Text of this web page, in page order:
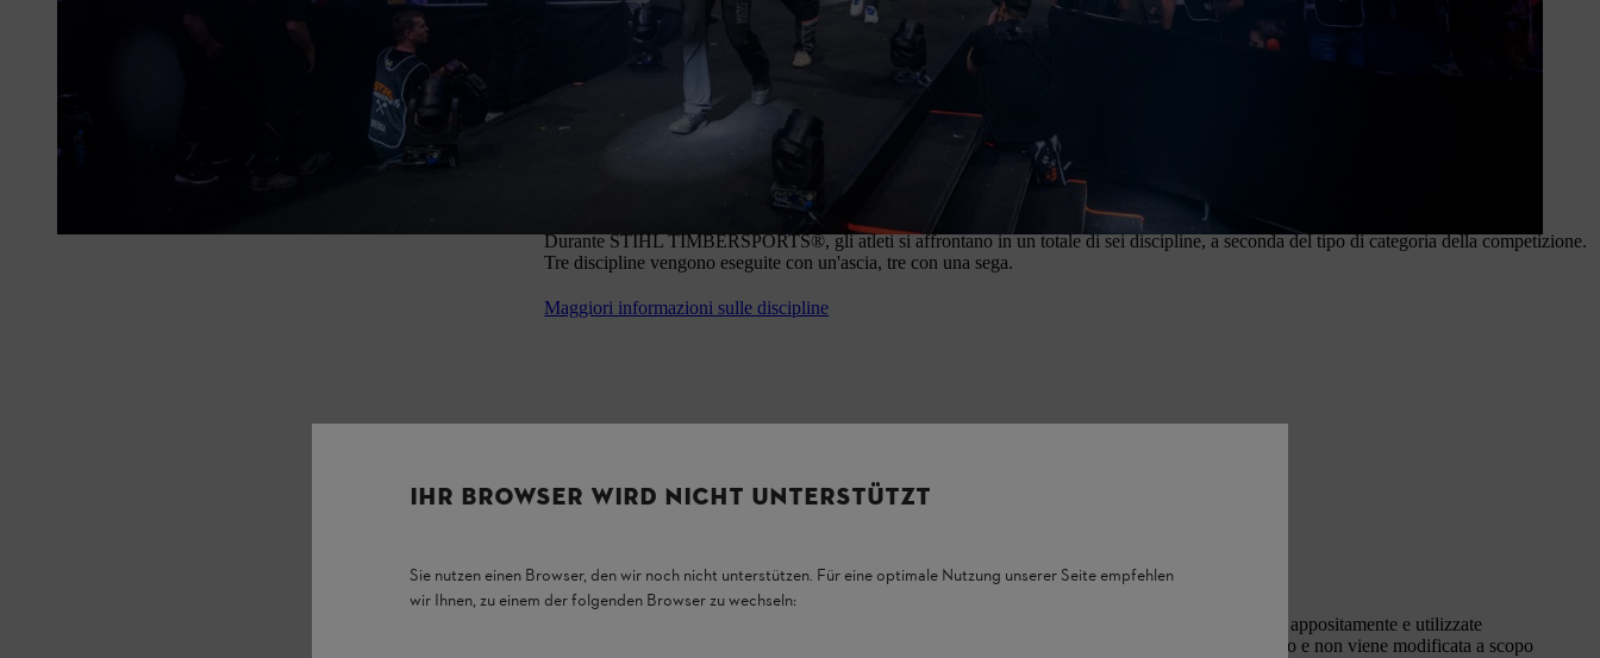
Discipline
Durante STIHL TIMBERSPORTS®, gli atleti si affrontano in un totale di sei discipline, a seconda del tipo di categoria della competizione.
Tre discipline vengono eseguite con un'ascia, tre con una sega.
Maggiori informazioni sulle discipline
Le attrezzature sportive per STIHL TIMBERSPORTS® sono generalmente seghe e asce realizzate appositamente e utilizzate
esclusivamente nelle competizioni. Solo la Stock Saw è un modello MS 661 reperibile in commercio e non viene modificata a scopo
IHR BROWSER WIRD NICHT UNTERSTÜTZT
Sie nutzen einen Browser, den wir noch nicht unterstützen. Für eine optimale Nutzung unserer Seite empfehlen
wir Ihnen, zu einem der folgenden Browser zu wechseln: